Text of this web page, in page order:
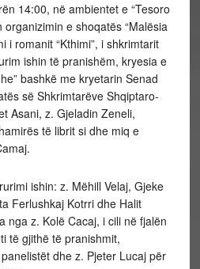
14:00, në ambientet e “Tesoro
organizimin e shoqatës “Malësia
i romanit “Kthimi”, i shkrimtarit
ishin të pranishëm, kryesia e
bashkë me kryetarin Senad
së Shkrimtarëve Shqiptaro-
Asani, z. Gjeladin Zeneli,
të librit si dhe miq e
ishin: z. Mëhill Velaj, Gjeke
Ferlushkaj Kotrri dhe Halit
nga z. Kolë Cacaj, i cili në fjalën
të gjithë të pranishmit,
dhe z. Pjeter Lucaj për